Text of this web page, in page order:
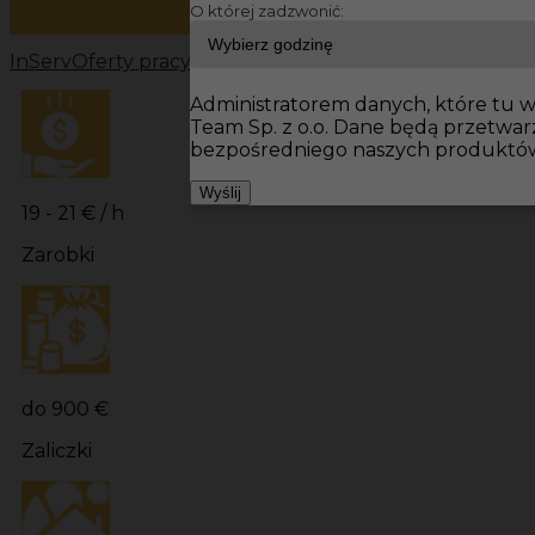
InServOferty pracy Prace budowlane Veitshöchheim
19 - 21 € / h
Zarobki
do 900 €
Zaliczki
O której zadzwonić:
Administratorem danych, które tu
Team Sp. z o.o. Dane będą
bezpośredniego naszych
Wyślij